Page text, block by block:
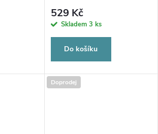
529 Kč
Skladem 3 ks
Do košíku
Doprodej